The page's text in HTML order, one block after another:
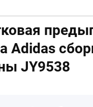
Adidas
JY9538